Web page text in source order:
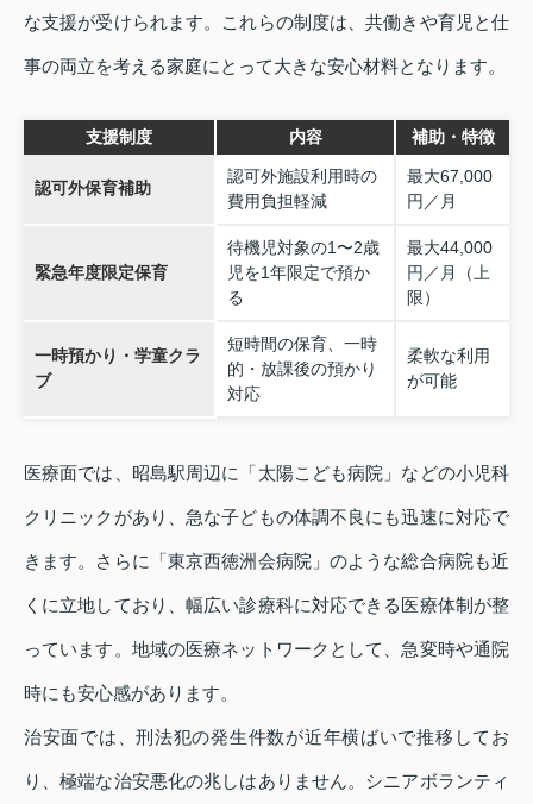
な支援が受けられます。これらの制度は、共働きや育児と仕
事の両立を考える家庭にとって大きな安心材料となります。
支援制度 内容 補助・特徴
認可外保育補助
認可外施設利用時の
費用負担軽減
最大67,000
円／月
緊急年度限定保育
待機児対象の1〜2歳
児を1年限定で預か
る
最大44,000
円／月（上
限）
一時預かり・学童クラ
ブ
短時間の保育、一時
的・放課後の預かり
対応
柔軟な利用
が可能
医療面では、昭島駅周辺に「太陽こども病院」などの小児科
クリニックがあり、急な子どもの体調不良にも迅速に対応で
きます。さらに「東京西徳洲会病院」のような総合病院も近
くに立地しており、幅広い診療科に対応できる医療体制が整
っています。地域の医療ネットワークとして、急変時や通院
時にも安心感があります。
治安面では、刑法犯の発生件数が近年横ばいで推移してお
り、極端な治安悪化の兆しはありません。シニアボランティ